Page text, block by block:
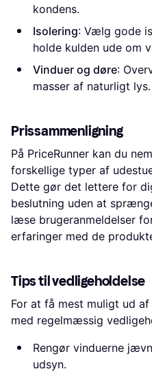
kondens.
Isolering: Vælg gode
holde kulden ude om
Vinduer og døre:
masser af naturligt lys.
Prissammenligning
På PriceRunner kan du
forskellige typer af
Dette gør det lettere for
beslutning uden at
læse brugeranmeldelser
erfaringer med de
Tips til vedligeholdelse
For at få mest muligt ud
med regelmæssig
Rengør vinduerne
udsyn.